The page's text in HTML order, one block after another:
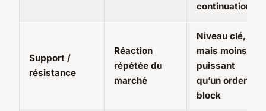
continuation
Support /
résistance
Réaction
répétée du
marché
Niveau clé,
mais moins
puissant
qu’un order
block